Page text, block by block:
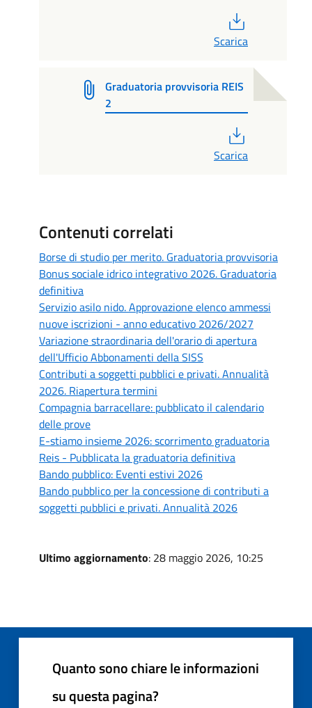
Scarica
Graduatoria provvisoria REIS
2
Scarica
Contenuti correlati
Borse di studio per merito. Graduatoria provvisoria
Bonus sociale idrico integrativo 2026. Graduatoria
definitiva
Servizio asilo nido. Approvazione elenco ammessi
nuove iscrizioni - anno educativo 2026/2027
Variazione straordinaria dell'orario di apertura
dell'Ufficio Abbonamenti della SISS
Contributi a soggetti pubblici e privati. Annualità
2026. Riapertura termini
Compagnia barracellare: pubblicato il calendario
delle prove
E-stiamo insieme 2026: scorrimento graduatoria
Reis - Pubblicata la graduatoria definitiva
Bando pubblico: Eventi estivi 2026
Bando pubblico per la concessione di contributi a
soggetti pubblici e privati. Annualità 2026
Ultimo aggiornamento: 28 maggio 2026, 10:25
Quanto sono chiare le informazioni
su questa pagina?